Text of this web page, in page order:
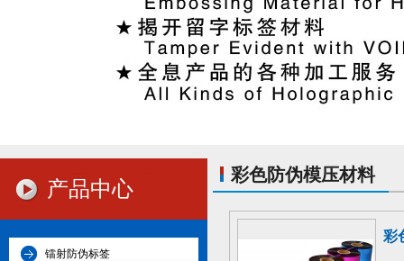
产品中心
镭射防伪标签
彩色防伪模压材料
彩